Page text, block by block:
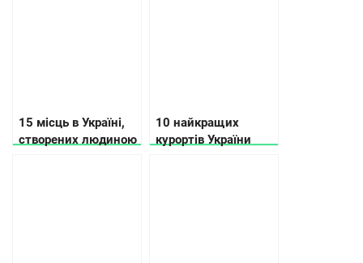
15 місць в Україні,
створених людиною
10 найкращих
курортів України